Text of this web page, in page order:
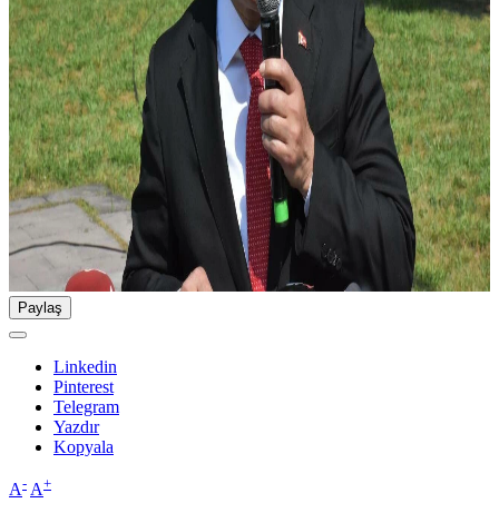
Paylaş
Linkedin
Pinterest
Telegram
Yazdır
Kopyala
A- A+